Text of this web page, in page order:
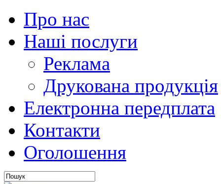
Про нас
Наші послуги
Реклама
Друкована продукція
Електронна передплата
Контакти
Оголошення